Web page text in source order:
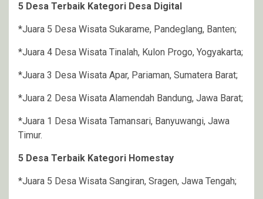
5 Desa Terbaik Kategori Desa Digital
*Juara 5 Desa Wisata Sukarame, Pandeglang, Banten;
*Juara 4 Desa Wisata Tinalah, Kulon Progo, Yogyakarta;
*Juara 3 Desa Wisata Apar, Pariaman, Sumatera Barat;
*Juara 2 Desa Wisata Alamendah Bandung, Jawa Barat;
*Juara 1 Desa Wisata Tamansari, Banyuwangi, Jawa
Timur.
5 Desa Terbaik Kategori Homestay
*Juara 5 Desa Wisata Sangiran, Sragen, Jawa Tengah;